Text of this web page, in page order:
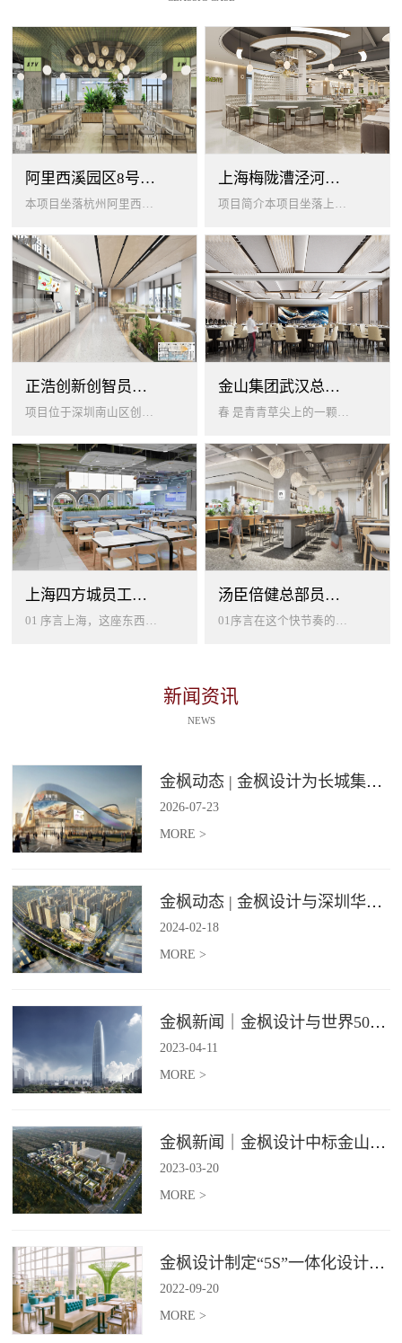
阿里西溪园区8号楼1层餐厅
本项目坐落杭州阿里西溪园区8号楼一层，以绿色生机 + 年轻基因为核心，打造「活力聚场」复合型员工餐厅。兼顾多人群用餐需求...
上海梅陇漕泾河科技绿洲员工餐厅
项目简介本项目坐落上海闵行梅陇科技绿洲，以生态创艺食堂为设计核心，融合现代轻奢与自然生态，打造兼顾高效就餐、休闲社交、商...
正浩创新创智员工餐厅
项目位于深圳南山区创智云城，服务正浩企业全体员工及来访亲友，总建筑面积 1537㎡，室内座位 450 座、室外休闲外摆 ...
金山集团武汉总部员工食堂设计
春 是青青草尖上的一颗露珠夏 是粼波湖面中倒映的晚霞秋 是宁静山谷里的一片落叶冬 是白雪中屹立不倒的松柏... ...0...
上海四方城员工美食餐厅设计
01 序言上海，这座东西方文化交汇的国际大都市，以其独特的魅力吸引着世界各地的人才。历史与现代、传统与创新在这里交织碰撞...
汤臣倍健总部员工餐厅设计
01序言在这个快节奏的时代工作压力如同无形的紧箍让大家的生活几乎被工作填满现代企业也越来越重视员工的身心健康所以我们始终...
新闻资讯
NEWS
金枫动态 | 金枫设计为长城集团爱情广场打造汽车文化主题美食食集
2026-07-23
MORE >
金枫动态 | 金枫设计与深圳华强集团携手打造华强商业旗舰项目——宝安华强广场美食街区
2024-02-18
MORE >
金枫新闻｜金枫设计与世界500强—索迪斯集团合作，携手打造广州星河湾中心美食广场
2023-04-11
MORE >
金枫新闻｜金枫设计中标金山集团餐饮楼设计项目，打造科学与艺术相结合的就餐空间
2023-03-20
MORE >
金枫设计制定“5S”一体化设计标准，让商业全案设计导入团餐空间规划
2022-09-20
MORE >